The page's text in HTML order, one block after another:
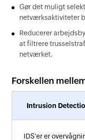
Gør det muligt
netværksaktiviteter
Reducerer
at filtrere
netværket.
Forskellen
Intrusion
IDS'er er